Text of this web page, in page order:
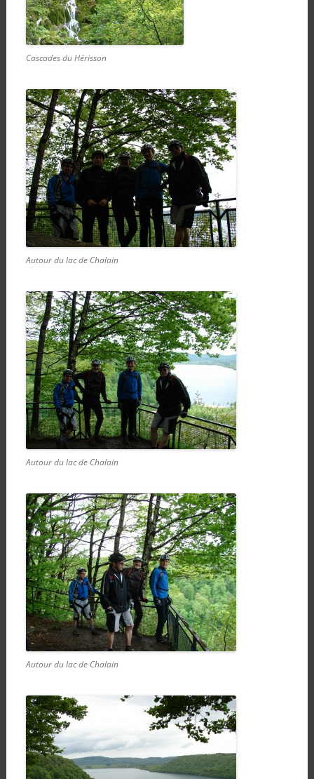
Cascades du Hérisson
Autour du lac de Chalain
Autour du lac de Chalain
Autour du lac de Chalain